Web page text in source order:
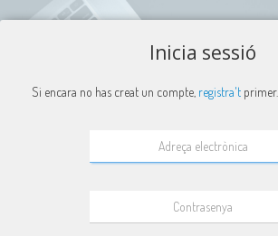
Inicia sessió
Si encara no has creat un compte, registra't primer.